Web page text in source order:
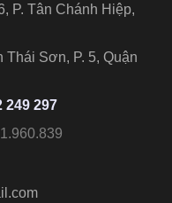
P. Tân Chánh Hiệp,
Thái Sơn, P. 5, Quận
249 297